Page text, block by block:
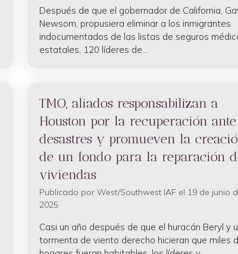
Después de que el gobernador de California,
Newsom, propusiera eliminar a los inmigrantes
indocumentados de las listas de seguros
estatales, 120 líderes de...
TMO, aliados responsabilizan a
Houston por la recuperación ante
desastres y promueven la
de un fondo para la reparación
viviendas
Publicado por West/Southwest IAF el 19 de junio
2025
Casi un año después de que el huracán Beryl y
tormenta de viento derecho hicieran que miles